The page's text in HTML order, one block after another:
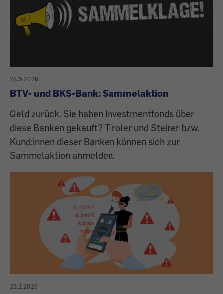
28.5.2026
BTV- und BKS-Bank: Sammelaktion
Geld zurück. Sie haben Investmentfonds über
diese Banken gekauft? Tiroler und Steirer bzw.
Kund:innen dieser Banken können sich zur
Sammelaktion anmelden.
29.1.2026